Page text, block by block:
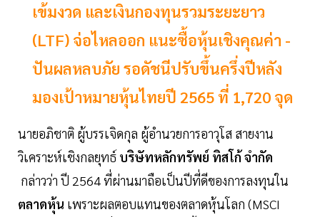
เข้มงวด และเงินกองทุนรวมระยะยาว
(LTF) จ่อไหลออก แนะซื้อหุ้นเชิงคุณค่า -
ปันผลหลบภัย รอดัชนีปรับขึ้นครึ่งปีหลัง
มองเป้าหมายหุ้นไทยปี 2565 ที่ 1,720 จุด
นายอภิชาติ ผู้บรรเจิดกุล ผู้อำนวยการอาวุโส สายงาน
วิเคราะห์เชิงกลยุทธ์ บริษัทหลักทรัพย์ ทิสโก้ จำกัด
กล่าวว่า ปี 2564 ที่ผ่านมาถือเป็นปีที่ดีของการลงทุนใน
ตลาดหุ้น เพราะผลตอบแทนของตลาดหุ้นโลก (MSCI